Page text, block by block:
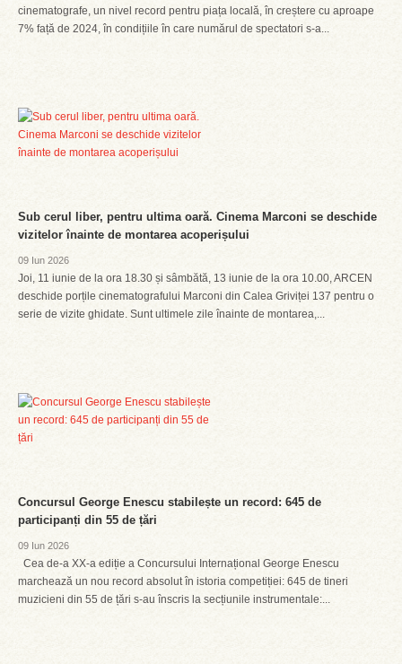
cinematografe, un nivel record pentru piața locală, în creștere cu aproape
7% față de 2024, în condițiile în care numărul de spectatori s-a...
Sub cerul liber, pentru ultima oară. Cinema Marconi se deschide
vizitelor înainte de montarea acoperișului
09 Iun 2026
Joi, 11 iunie de la ora 18.30 și sâmbătă, 13 iunie de la ora 10.00, ARCEN
deschide porțile cinematografului Marconi din Calea Griviței 137 pentru o
serie de vizite ghidate. Sunt ultimele zile înainte de montarea,...
Concursul George Enescu stabilește un record: 645 de
participanți din 55 de țări
09 Iun 2026
Cea de-a XX-a ediție a Concursului Internațional George Enescu
marchează un nou record absolut în istoria competiției: 645 de tineri
muzicieni din 55 de țări s-au înscris la secțiunile instrumentale:...